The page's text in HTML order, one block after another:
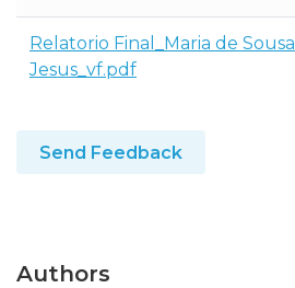
Relatorio Final_Maria de Sousa
Jesus_vf.pdf
Send Feedback
Authors